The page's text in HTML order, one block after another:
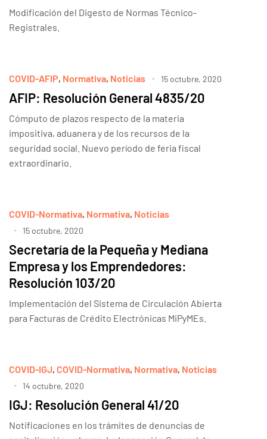
Modificación del Digesto de Normas Técnico-
Registrales.
COVID-AFIP, Normativa, Noticias 15 octubre, 2020
AFIP: Resolución General 4835/20
Cómputo de plazos respecto de la materia
impositiva, aduanera y de los recursos de la
seguridad social. Nuevo período de feria fiscal
extraordinario.
COVID-Normativa, Normativa, Noticias
15 octubre, 2020
Secretaría de la Pequeña y Mediana
Empresa y los Emprendedores:
Resolución 103/20
Implementación del Sistema de Circulación Abierta
para Facturas de Crédito Electrónicas MiPyMEs.
COVID-IGJ, COVID-Normativa, Normativa, Noticias
14 octubre, 2020
IGJ: Resolución General 41/20
Notificaciones en los trámites de denuncias de